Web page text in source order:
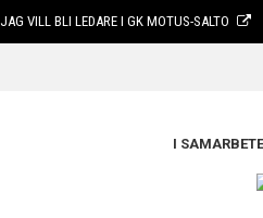
JAG VILL BLI LEDARE I GK MOTUS-SALTO
I